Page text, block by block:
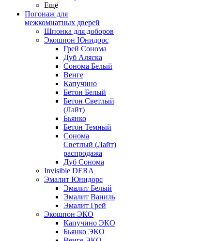
Ещё
Погонаж для
межкомнатных дверей
Шпонка для доборов
Экошпон Юнидорс
Грей Сонома
Дуб Аляска
Сонома Белый
Венге
Капучино
Бетон Белый
Бетон Светлый
(Лайт)
Бьянко
Бетон Темный
Сонома
Светлый (Лайт)
распродажа
Дуб Сонома
Invisible DERA
Эмалит Юнидорс
Эмалит Белый
Эмалит Ваниль
Эмалит Грей
Экошпон ЭКО
Капучино ЭКО
Бьянко ЭКО